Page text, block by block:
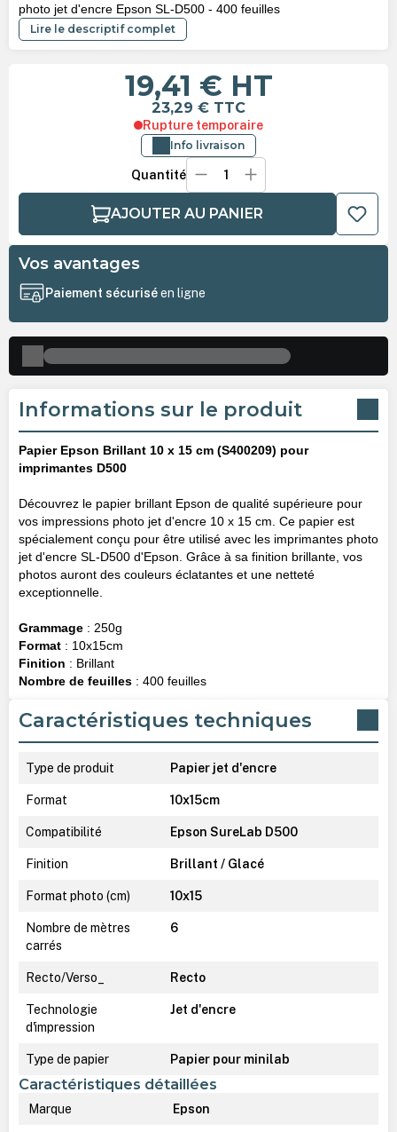
photo jet d'encre Epson SL-D500 - 400 feuilles
Lire le descriptif complet
19,41 € HT
23,29 € TTC
Rupture temporaire
Info livraison
Quantité
AJOUTER AU PANIER
Vos avantages
Paiement sécuriséen ligne
Informations sur le produit
Papier Epson Brillant 10 x 15 cm (S400209) pour
imprimantes D500
Découvrez le papier brillant Epson de qualité supérieure pour
vos impressions photo jet d'encre 10 x 15 cm. Ce papier est
spécialement conçu pour être utilisé avec les imprimantes photo
jet d'encre SL-D500 d'Epson. Grâce à sa finition brillante, vos
photos auront des couleurs éclatantes et une netteté
exceptionnelle.
Grammage: 250g
Format: 10x15cm
Finition : Brillant
Nombre de feuilles: 400 feuilles
Caractéristiques techniques
Type de produit Papier jet d'encre
Format 10x15cm
Compatibilité Epson SureLab D500
Finition Brillant / Glacé
Format photo (cm) 10x15
Nombre de mètres
carrés
6
Recto/Verso_ Recto
Technologie
d'impression
Jet d'encre
Type de papier Papier pour minilab
Caractéristiques détaillées
Marque Epson